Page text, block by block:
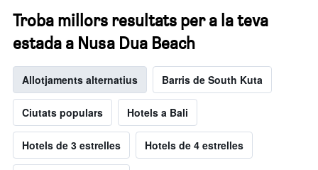
Troba millors resultats per a la teva
estada a Nusa Dua Beach
Allotjaments alternatius Barris de South Kuta
Ciutats populars Hotels a Bali
Hotels de 3 estrelles Hotels de 4 estrelles